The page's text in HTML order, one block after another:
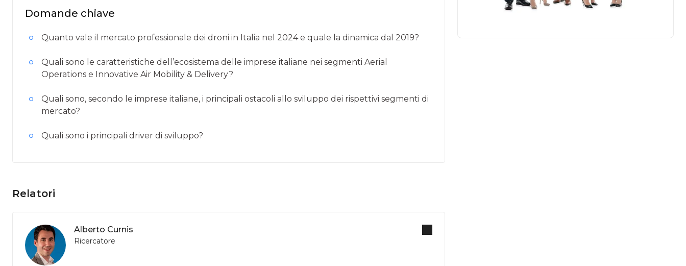
Domande chiave
Quanto vale il mercato professionale dei droni in Italia nel 2024 e quale la dinamica dal 2019?
Quali sono le caratteristiche dell’ecosistema delle imprese italiane nei segmenti Aerial
Operations e Innovative Air Mobility & Delivery?
Quali sono, secondo le imprese italiane, i principali ostacoli allo sviluppo dei rispettivi segmenti di
mercato?
Quali sono i principali driver di sviluppo?
Relatori
Alberto Curnis
Ricercatore